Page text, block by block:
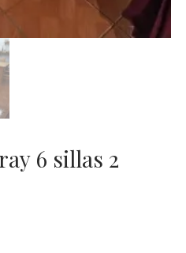
6 sillas 2